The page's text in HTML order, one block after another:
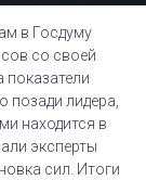
в Госдуму
со своей
показатели
позади лидера,
находится в
эксперты
сил. Итоги